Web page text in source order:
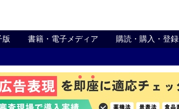
版 書籍・電子メディア 購読・購入・登録